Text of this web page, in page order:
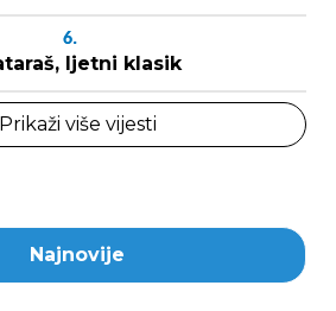
6.
ljetni klasik
Prikaži više vijesti
Najnovije